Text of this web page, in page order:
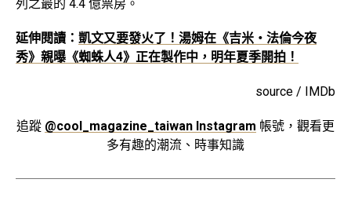
列之最的 4.4 億票房。
延伸閱讀： 凱文又要發火了！湯姆在《吉米‧法倫今夜
秀》親曝《蜘蛛人4》正在製作中，明年夏季開拍！
source / IMDb
追蹤 @cool_magazine_taiwan Instagram 帳號，觀看更
多有趣的潮流、時事知識